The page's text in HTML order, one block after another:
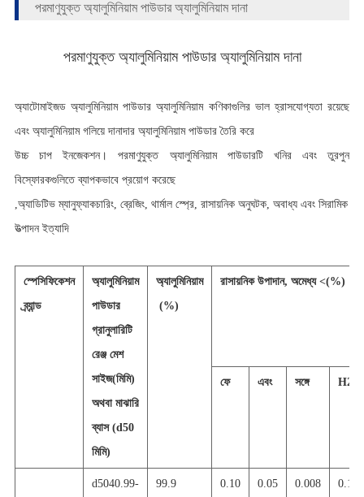
পরমাণুযুক্ত অ্যালুমিনিয়াম পাউডার অ্যালুমিনিয়াম দানা
পরমাণুযুক্ত অ্যালুমিনিয়াম পাউডার অ্যালুমিনিয়াম দানা
অ্যাটোমাইজড অ্যালুমিনিয়াম পাউডার অ্যালুমিনিয়াম কণিকাগুলির ভাল হ্রাসযোগ্যতা রয়েছে
এবং অ্যালুমিনিয়াম গলিয়ে দানাদার অ্যালুমিনিয়াম পাউডার তৈরি করে
উচ্চ চাপ ইনজেকশন। পরমাণুযুক্ত অ্যালুমিনিয়াম পাউডারটি খনির এবং তুরপুন
বিস্ফোরকগুলিতে ব্যাপকভাবে প্রয়োগ করেছে
,অ্যাডিটিভ ম্যানুফ্যাকচারিং, ব্রেজিং, থার্মাল স্প্রে, রাসায়নিক অনুঘটক, অবাধ্য এবং সিরামিক
উত্পাদন ইত্যাদি
স্পেসিফিকেশন
ব্র্যান্ড
অ্যালুমিনিয়াম
পাউডার
গ্রানুলারিটি
রেঞ্জ মেশ
সাইজ(মিমি)
অথবা মাঝারি
ব্যাস (d50
মিমি)
অ্যালুমিনিয়াম
(%)
রাসায়নিক উপাদান, অমেধ্য <(%)
ফে এবং সঙ্গে H2O
d5040.99-
99.9 0.10 0.05 0.008 0.10